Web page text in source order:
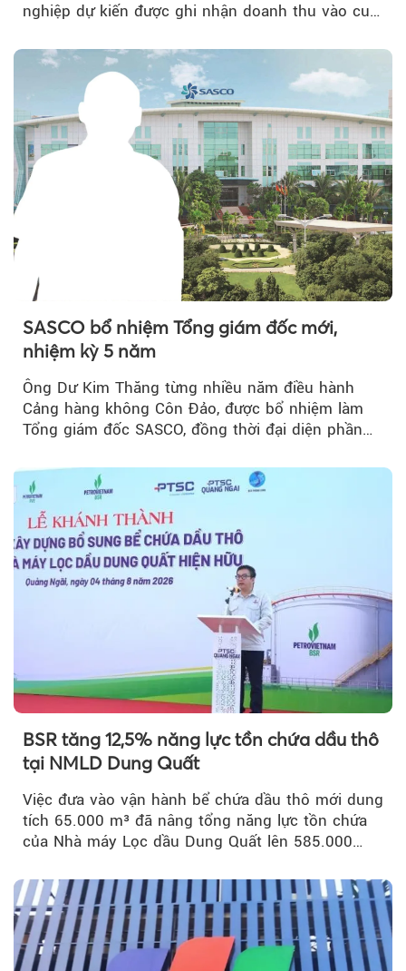
nghiệp dự kiến được ghi nhận doanh thu vào cuối
SASCO bổ nhiệm Tổng giám đốc mới,
nhiệm kỳ 5 năm
Ông Dư Kim Thăng từng nhiều năm điều hành
Cảng hàng không Côn Đảo, được bổ nhiệm làm
Tổng giám đốc SASCO, đồng thời đại diện phần
BSR tăng 12,5% năng lực tồn chứa dầu thô
tại NMLD Dung Quất
Việc đưa vào vận hành bể chứa dầu thô mới dung
tích 65.000 m³ đã nâng tổng năng lực tồn chứa
của Nhà máy Lọc dầu Dung Quất lên 585.000